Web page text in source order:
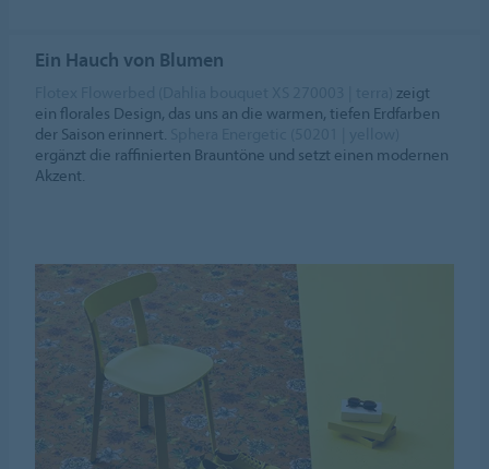
Ein Hauch von Blumen
zeigt
ein florales Design, das uns an die warmen, tiefen Erdfarben
der Saison erinnert.
ergänzt die raffinierten Brauntöne und setzt einen modernen
Akzent.